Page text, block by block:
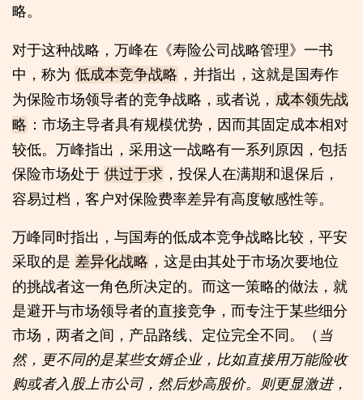
略。
对于这种战略，万峰在《寿险公司战略管理》一书
中，称为 低成本竞争战略 ，并指出，这就是国寿作
为保险市场领导者的竞争战略，或者说， 成本领先战
略 ：市场主导者具有规模优势，因而其固定成本相对
较低。万峰指出，采用这一战略有一系列原因，包括
保险市场处于 供过于求 ，投保人在满期和退保后，
容易过档，客户对保险费率差异有高度敏感性等。
万峰同时指出，与国寿的低成本竞争战略比较，平安
采取的是 差异化战略 ，这是由其处于市场次要地位
的挑战者这一角色所决定的。而这一策略的做法，就
是避开与市场领导者的直接竞争，而专注于某些细分
市场，两者之间，产品路线、定位完全不同。（ 当
然，更不同的是某些女婿企业，比如直接用万能险收
购或者入股上市公司，然后炒高股价。则更显激进，